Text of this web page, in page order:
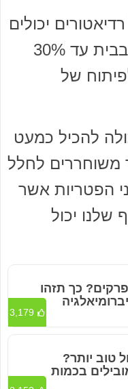
יכולים
להגדיל את כמות הלחות בבית עד 30%
של
להכיל כמעט
משוחררים לחלל
הפטריות אשר
שלנו יכול
כך תזהו
3,179
טוב יותר?
בכמות